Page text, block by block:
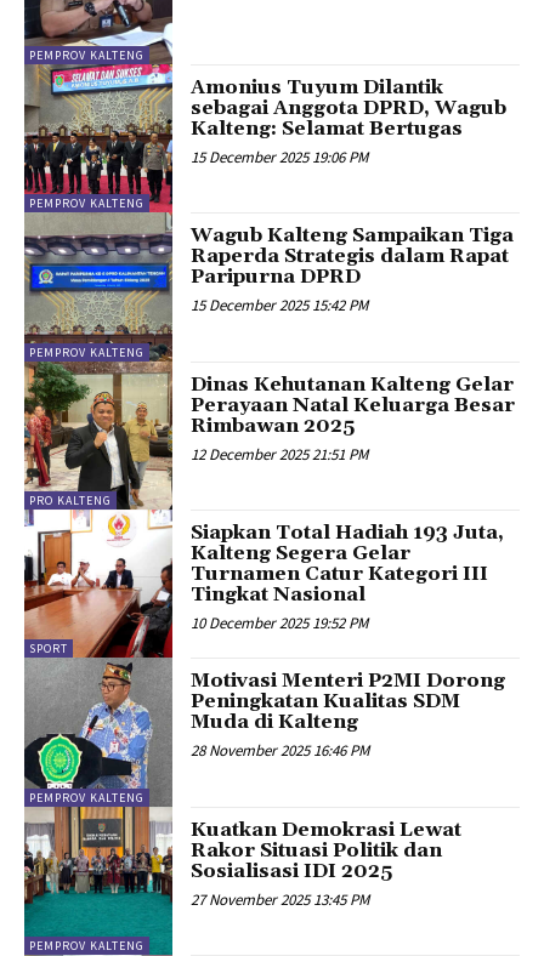
PEMPROV KALTENG
PEMPROV KALTENG
Amonius Tuyum Dilantik
sebagai Anggota DPRD, Wagub
Kalteng: Selamat Bertugas
15 December 2025 19:06 PM
PEMPROV KALTENG
Wagub Kalteng Sampaikan Tiga
Raperda Strategis dalam Rapat
Paripurna DPRD
15 December 2025 15:42 PM
PRO KALTENG
Dinas Kehutanan Kalteng Gelar
Perayaan Natal Keluarga Besar
Rimbawan 2025
12 December 2025 21:51 PM
SPORT
Siapkan Total Hadiah 193 Juta,
Kalteng Segera Gelar
Turnamen Catur Kategori III
Tingkat Nasional
10 December 2025 19:52 PM
PEMPROV KALTENG
Motivasi Menteri P2MI Dorong
Peningkatan Kualitas SDM
Muda di Kalteng
28 November 2025 16:46 PM
PEMPROV KALTENG
Kuatkan Demokrasi Lewat
Rakor Situasi Politik dan
Sosialisasi IDI 2025
27 November 2025 13:45 PM